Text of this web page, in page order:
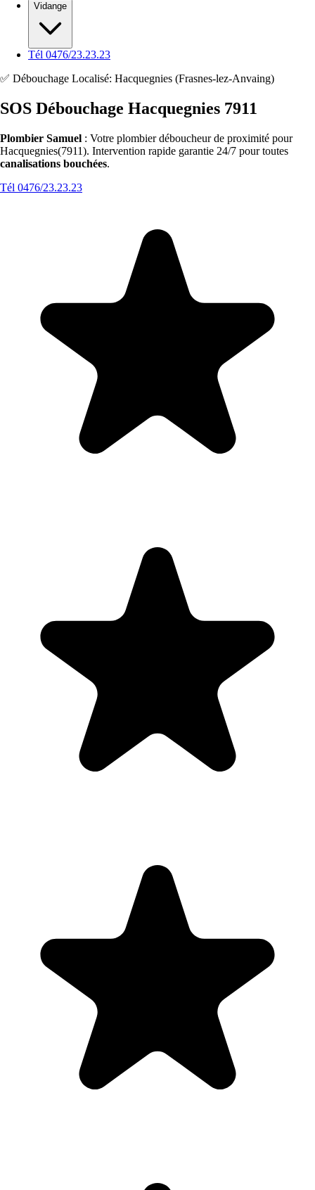
Vidange
Tél 0476/23.23.23
✅ Débouchage Localisé: Hacquegnies (Frasnes-lez-Anvaing)
SOS Débouchage Hacquegnies 7911
Plombier Samuel : Votre plombier déboucheur de proximité pour
Hacquegnies(7911). Intervention rapide garantie 24/7 pour toutes
canalisations bouchées.
Tél 0476/23.23.23